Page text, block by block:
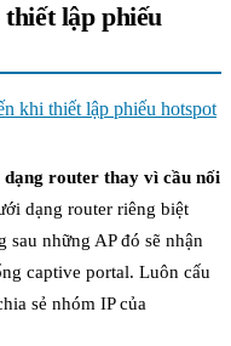
lập phiếu
khi thiết lập phiếu hotspot
router thay vì cầu nối
dạng router riêng biệt
những AP đó sẽ nhận
captive portal. Luôn cấu
sẻ nhóm IP của